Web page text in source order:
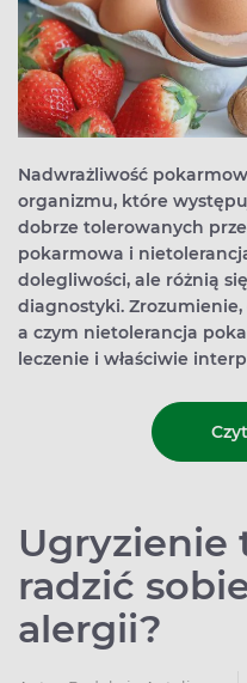
Nadwrażliwość
organizmu, które
dobrze tolerowanych
pokarmowa i
dolegliwości, ale różnią
diagnostyki.
a czym nietolerancja
leczenie i właściwie
Ugryzienie
radzić
alergii?